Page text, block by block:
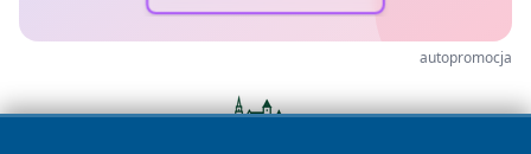
autopromocja